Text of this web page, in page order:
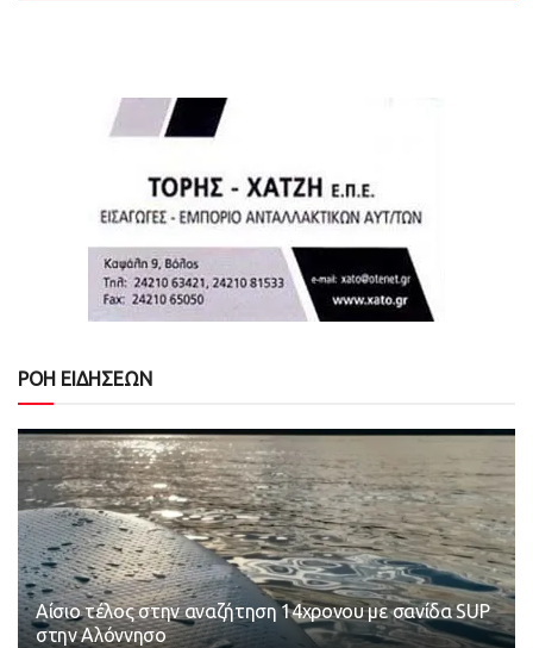
ΡΟΗ ΕΙΔΗΣΕΩΝ
Αίσιο τέλος στην αναζήτηση 14χρονου με σανίδα SUP
στην Αλόννησο